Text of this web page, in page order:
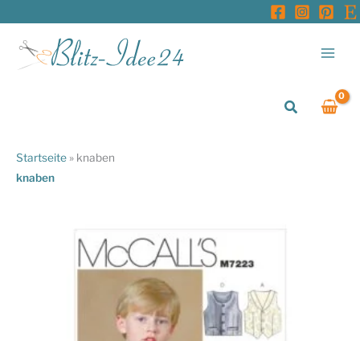
springen
Suchen
Startseite » knaben
knaben